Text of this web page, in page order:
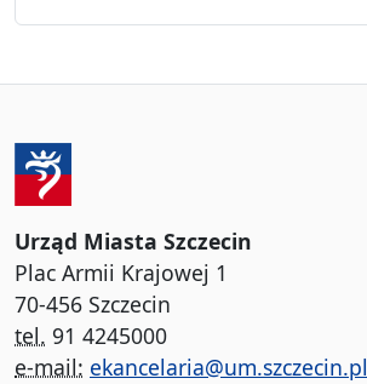
Urząd Miasta Szczecin
Plac Armii Krajowej 1
70-456 Szczecin
tel. 91 4245000
e-mail: ekancelaria@um.szczecin.pl